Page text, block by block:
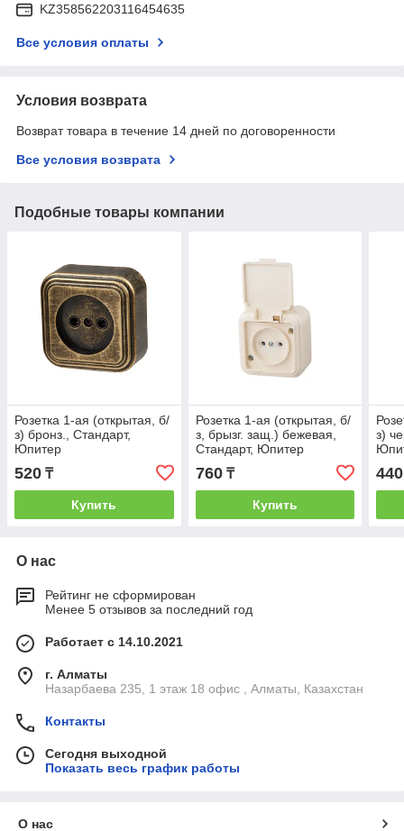
KZ358562203116454635
Все условия оплаты
Условия возврата
Возврат товара в течение 14 дней по договоренности
Все условия возврата
Подобные товары компании
Розетка 1-ая (открытая, б/
з) бронз., Стандарт,
Юпитер
520 ₸
Купить
Розетка 1-ая (открытая, б/
з, брызг. защ.) бежевая,
Стандарт, Юпитер
760₸
Купить
з)
440
О нас
Рейтинг не сформирован
Менее 5 отзывов за последний год
Работает с 14.10.2021
г. Алматы
Назарбаева 235, 1 этаж 18 офис , Алматы, Казахстан
Контакты
Сегодня выходной
Показать весь график работы
О нас